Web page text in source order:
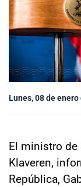
Subsecretaría
Internacionales
Sala de prensa
Lunes, 08 de
El ministro de
Klaveren,
República,